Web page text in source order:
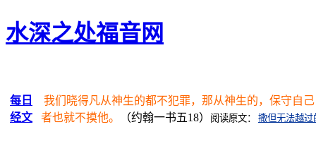
水深之处福音网
每日
经文
我们晓得凡从神生的都不犯罪，那从神生的，保守自
者也就不摸他。
（约翰一书五18） 阅读原文： 撒但无法越